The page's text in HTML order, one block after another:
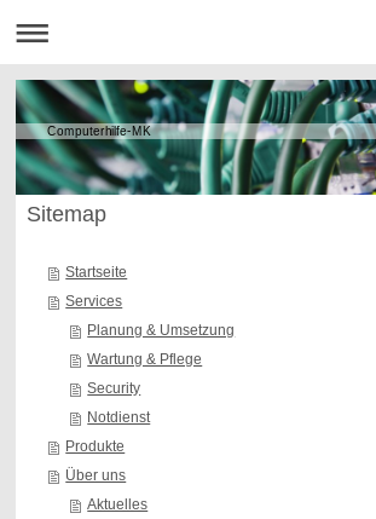
Computerhilfe-MK
Sitemap
Startseite
Services
Planung & Umsetzung
Wartung & Pflege
Security
Notdienst
Produkte
Über uns
Aktuelles